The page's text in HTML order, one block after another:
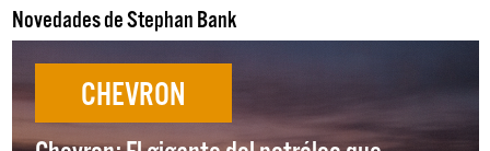
Novedades de Stephan Bank
CHEVRON